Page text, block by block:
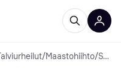
/Maastohiihto/ Sukset Vahauslisävarusteet